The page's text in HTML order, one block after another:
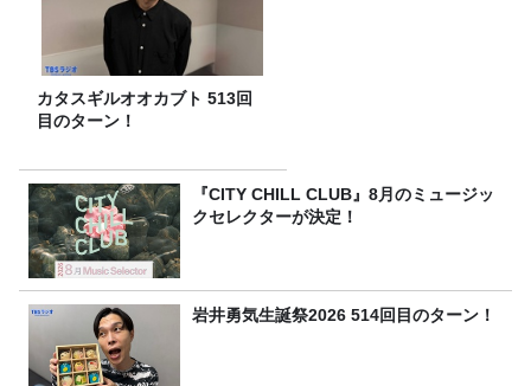
カタスギルオオカブト 513回
目のターン！
『CITY CHILL CLUB』8月のミュージッ
クセレクターが決定！
岩井勇気生誕祭2026 514回目のターン！